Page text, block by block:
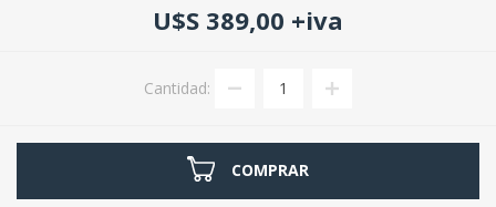
U$S 389,00 +iva
Cantidad:
COMPRAR